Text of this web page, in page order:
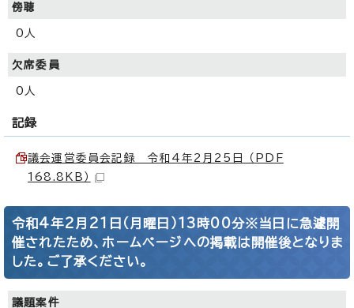
傍聴
0人
欠席委員
0人
記録
議会運営委員会記録 令和4年2月25日 （PDF
168.8KB）
令和4年2月21日（月曜日）13時00分※当日に急遽開
催されたため、ホームページへの掲載は開催後となりま
した。ご了承ください。
議題案件